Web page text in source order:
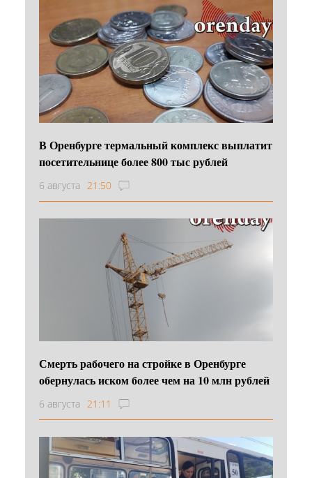
В Оренбурге термальный комплекс выплатит
посетительнице более 800 тыс рублей
6 августа 21:50
Смерть рабочего на стройке в Оренбурге
обернулась иском более чем на 10 млн рублей
6 августа 21:11